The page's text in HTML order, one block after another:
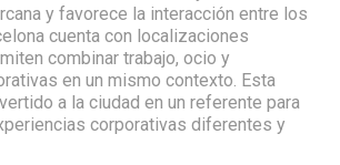
y favorece la interacción entre los
cuenta con localizaciones
combinar trabajo, ocio y
en un mismo contexto. Esta
a la ciudad en un referente para
corporativas diferentes y